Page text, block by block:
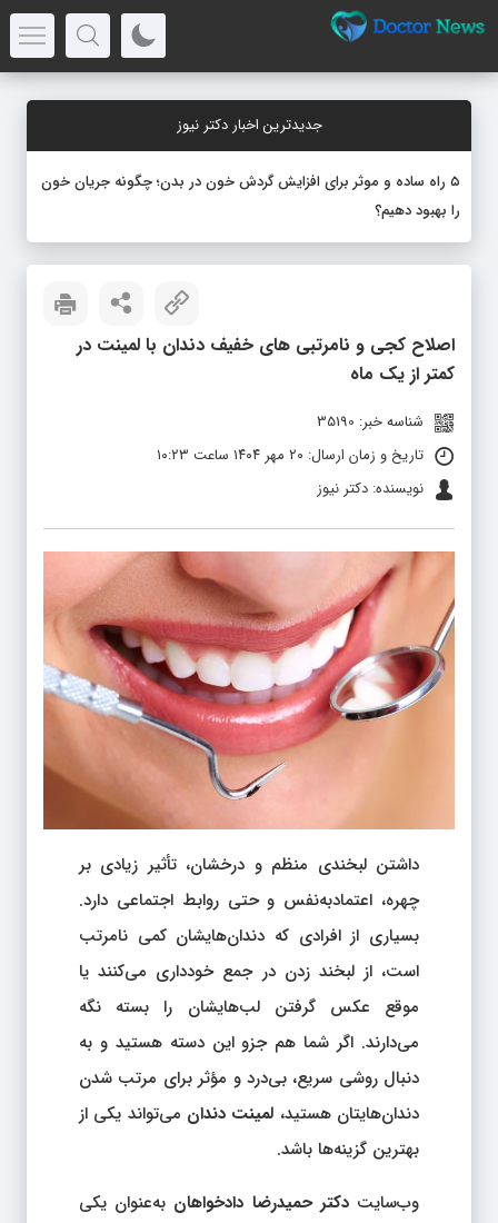
جدیدترین اخبار دکتر نیوز
۵ راه ساده و موثر برای افزایش گردش خون در بدن؛ چگونه جریان خون
را بهبود دهیم؟
اصلاح کجی و نامرتبی‌ های خفیف دندان با لمینت در
کمتر از یک ماه
شناسه خبر: 35190
تاریخ و زمان ارسال: ۲۰ مهر ۱۴۰۴ ساعت ۱۰:۲۳
نویسنده: دکتر نیوز
داشتن لبخندی منظم و درخشان، تأثیر زیادی بر
چهره، اعتمادبه‌نفس و حتی روابط اجتماعی دارد.
بسیاری از افرادی که دندان‌هایشان کمی نامرتب
است، از لبخند زدن در جمع خودداری می‌کنند یا
موقع عکس گرفتن لب‌هایشان را بسته نگه
می‌دارند. اگر شما هم جزو این دسته هستید و به
دنبال روشی سریع، بی‌درد و مؤثر برای مرتب شدن
دندان‌هایتان هستید، لمینت دندان می‌تواند یکی از
بهترین گزینه‌ها باشد.
وب‌سایتدکتر حمیدرضا دادخواهان به‌عنوان یکی